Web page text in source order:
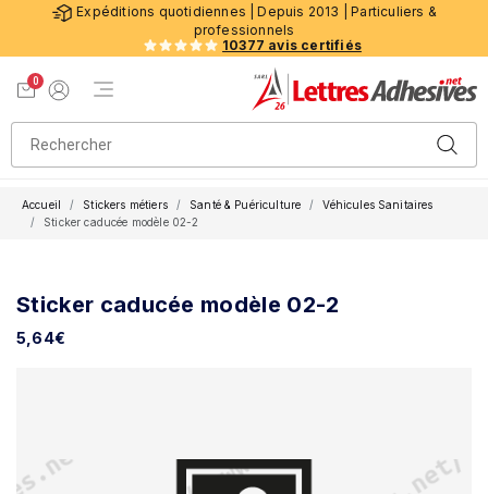
Expéditions quotidiennes | Depuis 2013 | Particuliers &
professionnels
10377 avis certifiés
0
Menu de navigation
Accueil Stickers métiers Santé & Puériculture
Véhicules Sanitaires
Sticker caducée modèle 02-2
Sticker caducée modèle 02-2
5,64€